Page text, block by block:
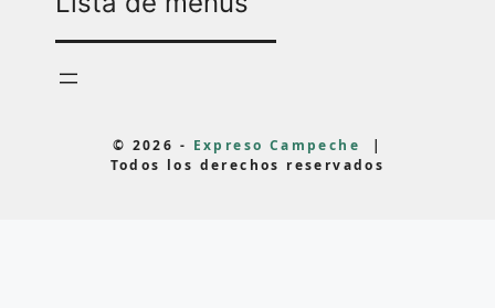
© 2026 - Expreso Campeche
Todos los derechos reservados